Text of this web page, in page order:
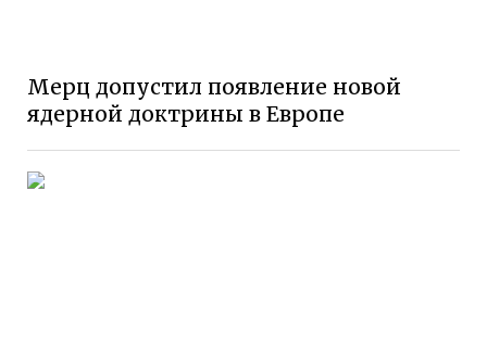
Мерц допустил появление новой
ядерной доктрины в Европе